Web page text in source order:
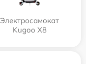
Электросамокат
Kugoo X8